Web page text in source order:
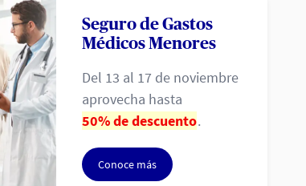
Seguro de Gastos
Médicos Menores
Del 13 al 17 de noviembre
aprovecha hasta
50% de descuento.
Conoce más